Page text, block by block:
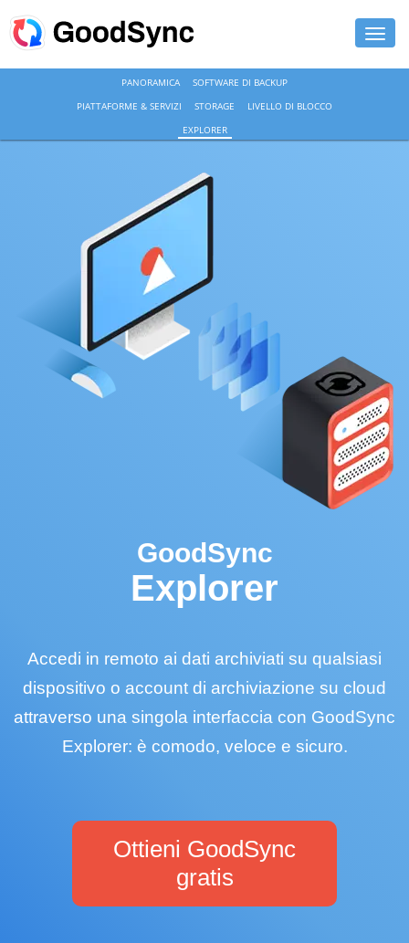
ACCEDI
PANORAMICA
SOFTWARE DI BACKUP
PIATTAFORME & SERVIZI
STORAGE
LIVELLO DI BLOCCO
EXPLORER
GoodSync
Explorer
Accedi in remoto ai dati archiviati su qualsiasi
dispositivo o account di archiviazione su cloud
attraverso una singola interfaccia con GoodSync
Explorer: è comodo, veloce e sicuro.
Ottieni GoodSync
gratis